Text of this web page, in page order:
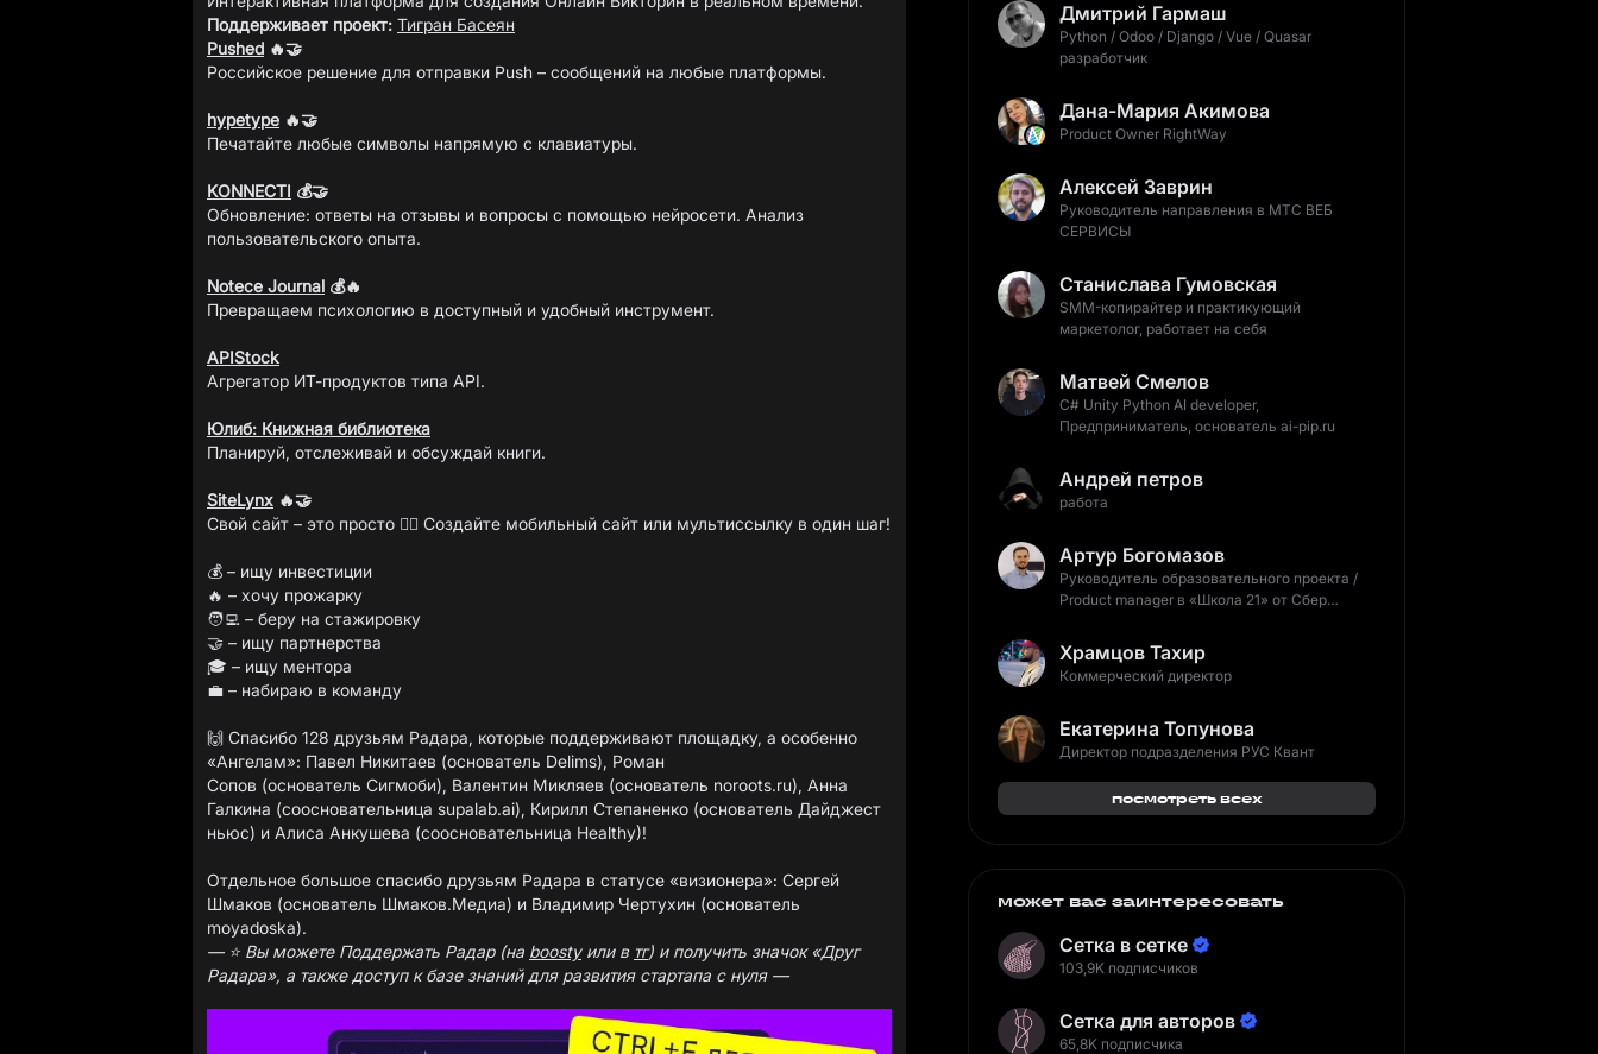
Поддерживает проект: Тигран Басеян
Pushed 🔥🤝
Российское решение для отправки Push – сообщений на любые платформы.
hypetype 🔥🤝
Печатайте любые символы напрямую с клавиатуры.
KONNECTI 💰🤝
Обновление: ответы на отзывы и вопросы с помощью нейросети. Анализ
пользовательского опыта.
Notece Journal 💰🔥
Превращаем психологию в доступный и удобный инструмент.
APIStock
Агрегатор ИТ-продуктов типа API.
Юлиб: Книжная библиотека
Планируй, отслеживай и обсуждай книги.
SiteLynx 🔥🤝
Свой сайт – это просто 👌🏼 Создайте мобильный сайт или мультиссылку в один шаг!
💰 – ищу инвестиции
🔥 – хочу прожарку
🧑‍💻 – беру на стажировку
🤝 – ищу партнерства
🎓 – ищу ментора
💼 – набираю в команду
🙌 Спасибо 128 друзьям Радара, которые поддерживают площадку, а особенно
«Ангелам»: Павел Никитаев (основатель Delims), Роман
Сопов (основатель Сигмоби), Валентин Микляев (основатель noroots.ru), Анна
Галкина (соосновательница supalab.ai), Кирилл Степаненко (основатель Дайджест
ньюс) и Алиса Анкушева (соосновательница Healthy)!
Отдельное большое спасибо друзьям Радара в статусе «визионера»: Сергей
Шмаков (основатель Шмаков.Медиа) и Владимир Чертухин (основатель
moyadoska).
— ⭐️ Вы можете Поддержать Радар (на boosty или в тг) и получить значок «Друг
Радара», а также доступ к базе знаний для развития стартапа с нуля —
Дмитрий Гармаш
Python / Odoo / Django / Vue / Quasar
разработчик
Дана-Мария Акимова
Product Owner RightWay
Алексей Заврин
Руководитель направления в МТС ВЕБ
СЕРВИСЫ
Станислава Гумовская
SMM-копирайтер и практикующий
маркетолог, работает на себя
Матвей Смелов
C# Unity Python AI developer,
Предприниматель, основатель ai-pip.ru
Андрей петров
работа
Артур Богомазов
Руководитель образовательного проекта /
Product manager в «Школа 21» от Сбер
Храмцов Тахир
Коммерческий директор
Екатерина Топунова
Директор подразделения РУС Квант
посмотреть всех
может вас заинтересовать
Сетка в сетке
103,9K подписчиков
Сетка для авторов
65,8K подписчика